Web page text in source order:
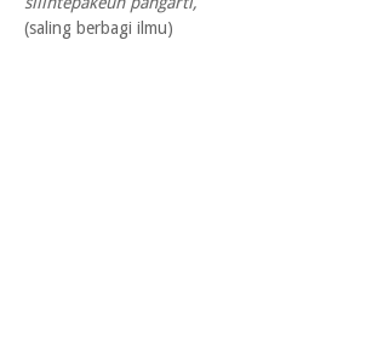
(saling berbagi ilmu)